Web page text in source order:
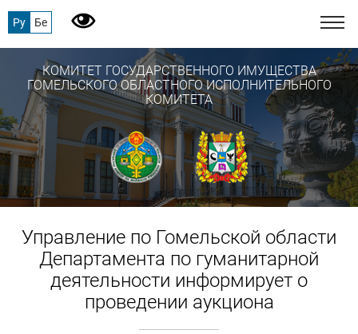
Ру Бе
КОМИТЕТ ГОСУДАРСТВЕННОГО ИМУЩЕСТВА
ГОМЕЛЬСКОГО ОБЛАСТНОГО ИСПОЛНИТЕЛЬНОГО
КОМИТЕТА
Управление по Гомельской области
Департамента по гуманитарной
деятельности информирует о
проведении аукциона